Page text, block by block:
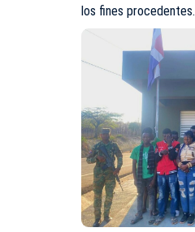
los fines procedentes.